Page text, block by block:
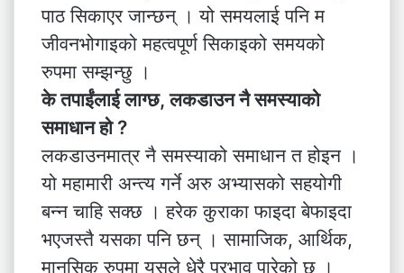
पाठ सिकाएर जान्छन् । यो समयलाई पनि म
जीवनभोगाइको महत्वपूर्ण सिकाइको समयको
रुपमा सम्झन्छु ।
के तपाईंलाई लाग्छ, लकडाउन नै समस्याको
समाधान हो ?
लकडाउनमात्र नै समस्याको समाधान त होइन ।
यो महामारी अन्त्य गर्ने अरु अभ्यासको सहयोगी
बन्न चाहि सक्छ । हरेक कुराका फाइदा बेफाइदा
भएजस्तै यसका पनि छन् । सामाजिक, आर्थिक,
मानसिक रुपमा यसले धेरै प्रभाव पारेको छ ।